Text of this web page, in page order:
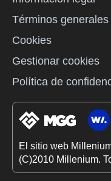
Términos
Cookies
Gestionar cookies
Política de
El sitio web
(C)2010 Millenium.